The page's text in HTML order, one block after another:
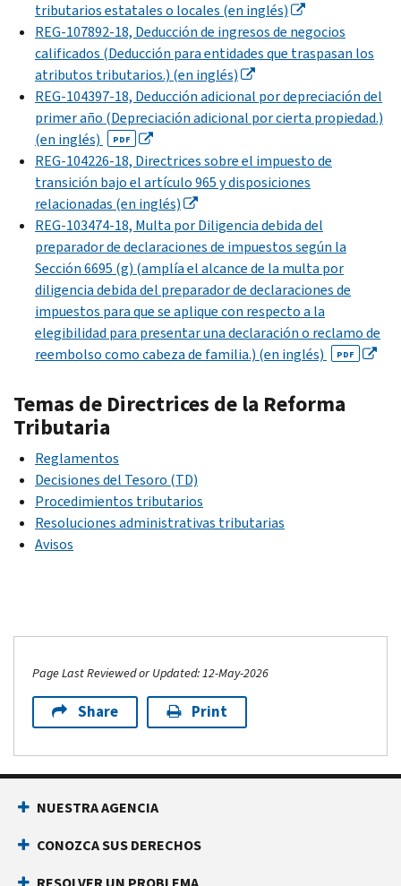
tributarios estatales o locales (en inglés)
REG-107892-18, Deducción de ingresos de negocios
calificados (Deducción para entidades que traspasan los
atributos tributarios.) (en inglés)
REG-104397-18, Deducción adicional por depreciación del
primer año (Depreciación adicional por cierta propiedad.)
(en inglés)
PDF
REG-104226-18, Directrices sobre el impuesto de
transición bajo el artículo 965 y disposiciones
relacionadas (en inglés)
REG-103474-18, Multa por Diligencia debida del
preparador de declaraciones de impuestos según la
Sección 6695 (g) (amplía el alcance de la multa por
diligencia debida del preparador de declaraciones de
impuestos para que se aplique con respecto a la
elegibilidad para presentar una declaración o reclamo de
reembolso como cabeza de familia.) (en inglés)
PDF
Temas de Directrices de la Reforma
Tributaria
Reglamentos
Decisiones del Tesoro (TD)
Procedimientos tributarios
Resoluciones administrativas tributarias
Avisos
Page Last Reviewed or Updated: 12-May-2026
Share Print
NUESTRA AGENCIA
CONOZCA SUS DERECHOS